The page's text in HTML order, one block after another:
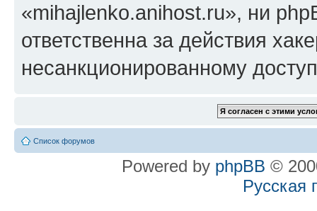
«mihajlenko.anihost.ru», ни
ответственна за действия
несанкционированному
Список форумов
Powered by phpBB ©
Русская